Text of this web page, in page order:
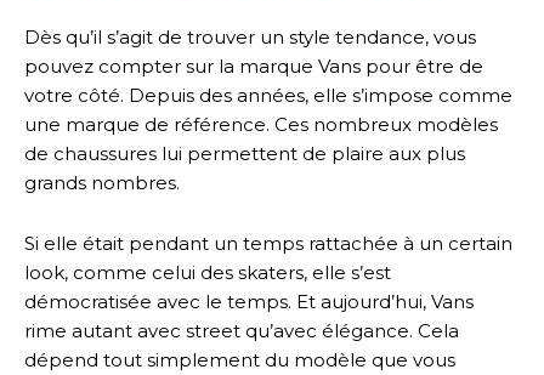
Dès qu’il s’agit de trouver un style tendance, vous
pouvez compter sur la marque Vans pour être de
votre côté. Depuis des années, elle s’impose comme
une marque de référence. Ces nombreux modèles
de chaussures lui permettent de plaire aux plus
grands nombres.
Si elle était pendant un temps rattachée à un certain
look, comme celui des skaters, elle s’est
démocratisée avec le temps. Et aujourd’hui, Vans
rime autant avec street qu’avec élégance. Cela
dépend tout simplement du modèle que vous